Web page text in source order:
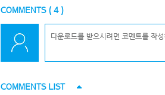
COMMENTS ( 4)
COMMENTS LIST